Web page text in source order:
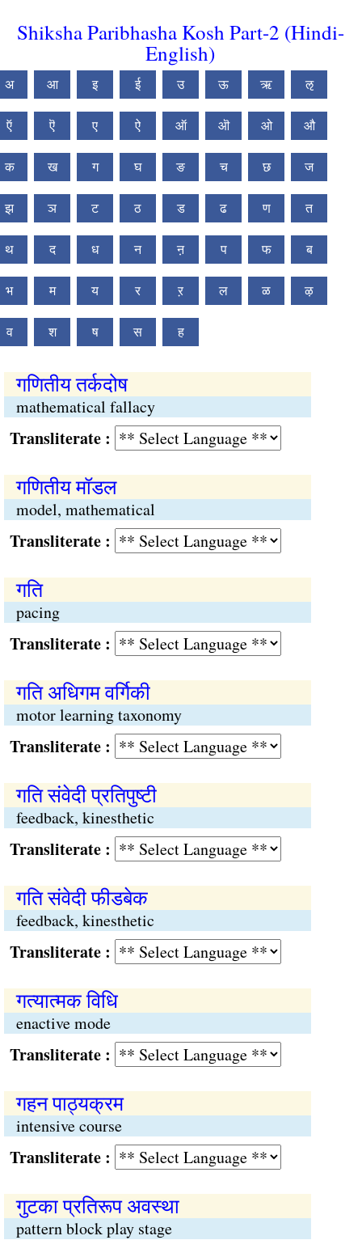
Shiksha Paribhasha Kosh Part-2 (Hindi-
English)
अ आ इ ई उ ऊ ऋ ऌ
ऍ ऎ ए ऐ ऑ ऒ ओ औ
क ख ग घ ङ च छ ज
झ ञ ट ठ ड ढ ण त
थ द ध न ऩ प फ ब
भ म य र ऱ ल ळ ऴ
व श ष स ह
गणितीय तर्कदोष
mathematical fallacy
:
गणितीय मॉडल
model, mathematical
:
गति
pacing
:
गति अधिगम वर्गिकी
motor learning taxonomy
:
गति संवेदी प्रतिपुष्टी
feedback, kinesthetic
:
गति संवेदी फीडबेक
feedback, kinesthetic
:
गत्यात्मक विधि
enactive mode
:
गहन पाठ्यक्रम
intensive course
:
गुटका प्रतिरूप अवस्था
pattern block play stage